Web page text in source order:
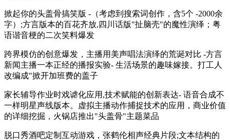
掀起你的头盖骨搞笑版 -（考虑到搜索词创作，含5个 -2000余
字）;方言版本的百花齐放,四川话版"扯脑壳"的魔性演绎；粤
语谐音梗的二次笑料爆发
跨界模仿的创意爆发，主播用美声唱法演绎的荒诞对比 -方言
新闻主播一本正经的播报实验- 生活场景的趣味嫁接。打工人
改编成"掀开加班费的盖子
家长辅导作业时戏谑化应用,技术赋能的创新表达- 语音合成不
一样明星声线版本。虚拟主播动作捕捉技术的应用，商业价值
的详细挖掘，火锅店推出"头盖骨"主题菜品
脱口秀酒吧定制互动游戏，张鹤伦相声经典片段;文本结构的